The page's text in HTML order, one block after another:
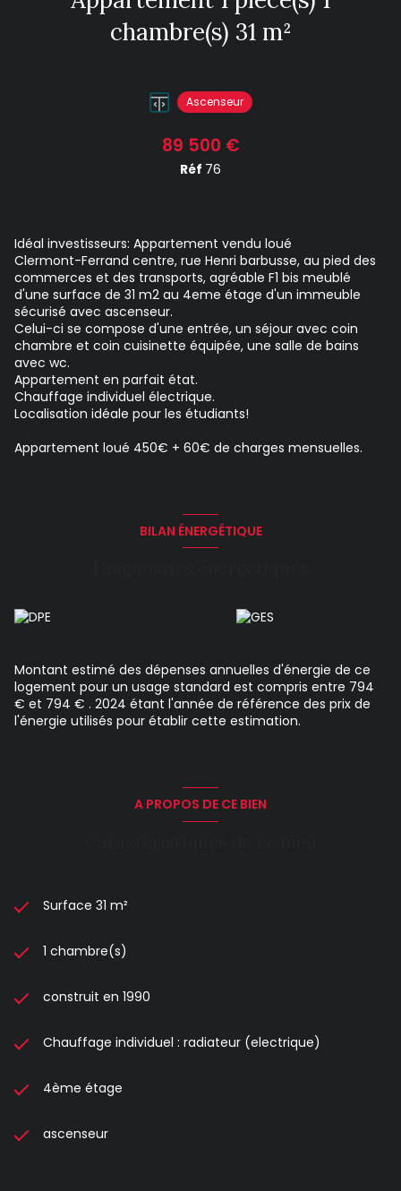
chambre(s) 31 m²
Ascenseur
89 500 €
Réf 76
Idéal investisseurs: Appartement vendu loué
Clermont-Ferrand centre, rue Henri barbusse, au pied des
commerces et des transports, agréable F1 bis meublé
d'une surface de 31 m2 au 4eme étage d'un immeuble
sécurisé avec ascenseur.
Celui-ci se compose d'une entrée, un séjour avec coin
chambre et coin cuisinette équipée, une salle de bains
avec wc.
Appartement en parfait état.
Chauffage individuel électrique.
Localisation idéale pour les étudiants!
Appartement loué 450€ + 60€ de charges mensuelles.
BILAN ÉNERGÉTIQUE
Montant estimé des dépenses annuelles d'énergie de ce
logement pour un usage standard est compris entre 794
€ et 794 € . 2024 étant l'année de référence des prix de
l'énergie utilisés pour établir cette estimation.
A PROPOS DE CE BIEN
Surface 31 m²
1 chambre(s)
construit en 1990
Chauffage individuel : radiateur (electrique)
4ème étage
ascenseur